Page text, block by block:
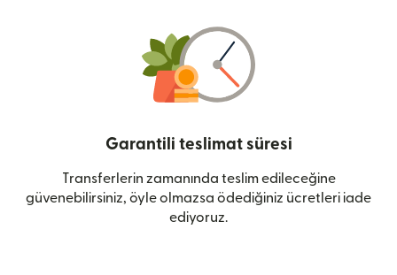
Garantili teslimat süresi
Transferlerin zamanında teslim edileceğine
güvenebilirsiniz, öyle olmazsa ödediğiniz ücretleri iade
ediyoruz.